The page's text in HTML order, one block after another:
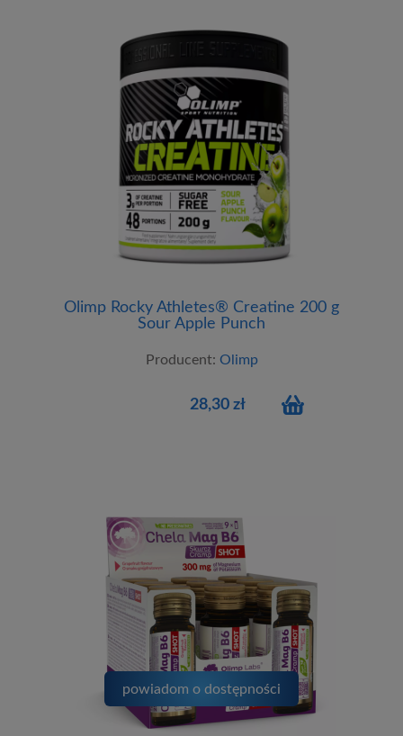
Olimp Rocky Athletes® Creatine 200 g
Sour Apple Punch
Producent: Olimp
28,30 zł
powiadom o dostępności